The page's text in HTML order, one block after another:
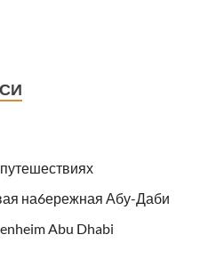
на6ережная Абу-Даби
Abu Dhabi